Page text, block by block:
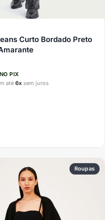
Curto Bordado Preto
NO PIX
até 6x sem juros
Roupas